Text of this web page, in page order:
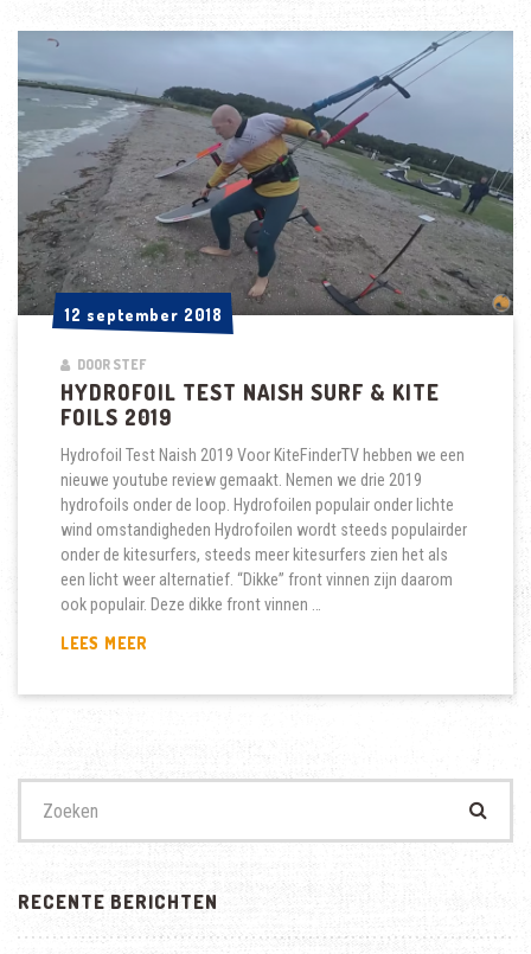
12 september 2018
12 september 2018
DOOR STEF
HYDROFOIL TEST NAISH SURF & KITE
FOILS 2019
Hydrofoil Test Naish 2019 Voor KiteFinderTV hebben we een
nieuwe youtube review gemaakt. Nemen we drie 2019
hydrofoils onder de loop. Hydrofoilen populair onder lichte
wind omstandigheden Hydrofoilen wordt steeds populairder
onder de kitesurfers, steeds meer kitesurfers zien het als
een licht weer alternatief. “Dikke” front vinnen zijn daarom
ook populair. Deze dikke front vinnen …
LEES MEER
KITE
FOILS
naar:
RECENTE BERICHTEN